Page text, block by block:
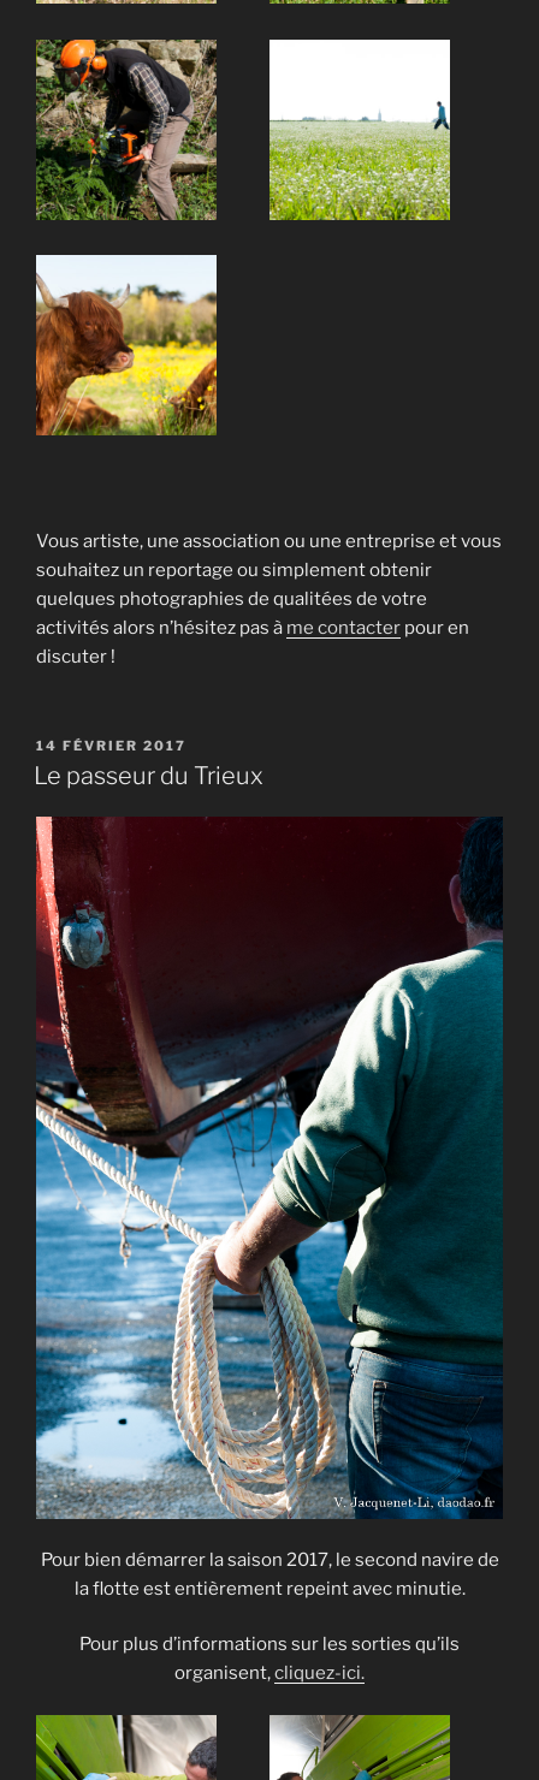
Vous artiste, une association ou une entreprise et vous
souhaitez un reportage ou simplement obtenir
quelques photographies de qualitées de votre
activités alors n’hésitez pas à me contacter pour en
discuter !
PUBLIÉ
LE
14 FÉVRIER 2017
Le passeur du Trieux
Pour bien démarrer la saison 2017, le second navire de
la flotte est entièrement repeint avec minutie.
Pour plus d’informations sur les sorties qu’ils
organisent,cliquez-ici.